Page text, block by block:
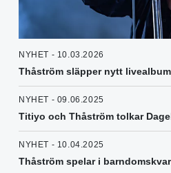
NYHET - 10.03.2026
Thåström släpper nytt livealbum
NYHET - 09.06.2025
Titiyo och Thåström tolkar
NYHET - 10.04.2025
Thåström spelar i